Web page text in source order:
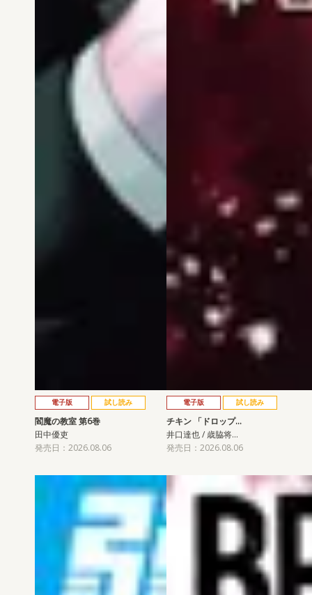
電子版 試し読み
閻魔の教室 第6巻
田中優吏
発売日：2026.08.06
電子版 試し読み
チキン 「ドロップ…
井口達也 / 歳脇将…
発売日：2026.08.06